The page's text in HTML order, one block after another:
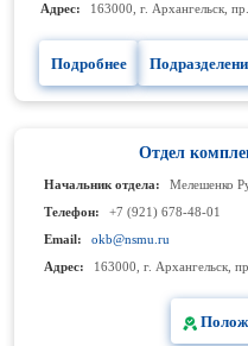
Адрес:
163000, г. Архангельск,
Подробнее
Отдел
Начальник отдела:
Мелешенко
Телефон:
+7 (921) 678-48-01
Email:
okb@nsmu.ru
Адрес:
163000, г. Архангельск,